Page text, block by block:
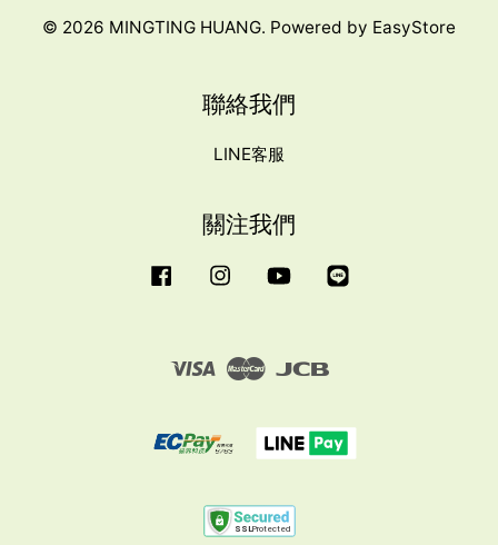
© 2026 MINGTING HUANG. Powered by EasyStore
聯絡我們
LINE客服
關注我們
FacebookInstagramYouTube
Visa Master JCB